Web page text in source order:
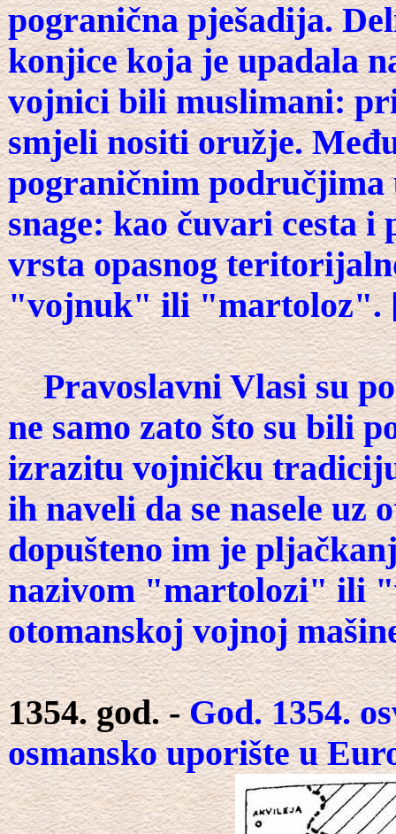
pogranična pješadija.
konjice koja je upadala
vojnici bili muslimani:
smjeli nositi oružje.
pograničnim područjima
snage: kao čuvari cesta
vrsta opasnog
"vojnuk" ili "martoloz".
Pravoslavni Vlasi su
ne samo zato što su bili
izrazitu vojničku
ih naveli da se nasele uz
dopušteno im je
nazivom "martolozi" ili
otomanskoj vojnoj
1354. god. -God. 1354.
osmansko uporište u